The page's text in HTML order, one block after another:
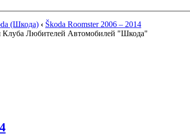
(Шкода) ‹ Škoda Roomster 2006 – 2014
Клуба Любителей Автомобилей "Шкода"